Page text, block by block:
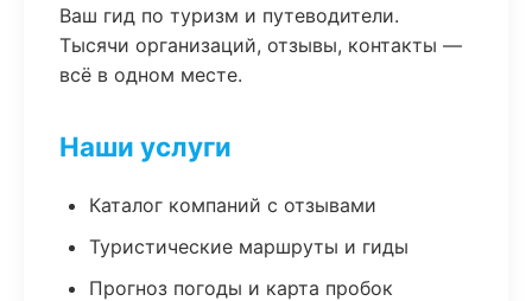
Ваш гид по туризм и путеводители.
Тысячи организаций, отзывы, контакты —
всё в одном месте.
Наши услуги
Каталог компаний с отзывами
Туристические маршруты и гиды
Прогноз погоды и карта пробок